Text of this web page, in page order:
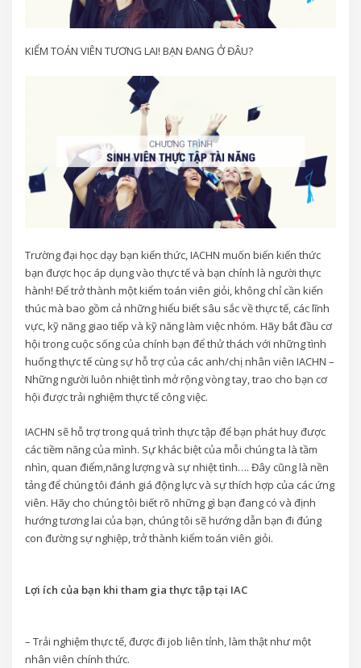
KIỂM TOÁN VIÊN TƯƠNG LAI! BẠN ĐANG Ở ĐÂU?
Trường đại học dạy bạn kiến thức, IACHN muốn biến kiến thức
bạn được học áp dụng vào thực tế và bạn chính là người thực
hành! Để trở thành một kiểm toán viên giỏi, không chỉ cần kiến
thúc mà bao gồm cả những hiểu biết sâu sắc về thực tế, các lĩnh
vực, kỹ năng giao tiếp và kỹ năng làm việc nhóm. Hãy bắt đầu cơ
hội trong cuộc sống của chính bạn để thử thách với những tình
huống thực tế cùng sự hỗ trợ của các anh/chị nhân viên IACHN –
Những người luôn nhiệt tình mở rộng vòng tay, trao cho bạn cơ
hội được trải nghiệm thực tế công việc.
IACHN sẽ hỗ trợ trong quá trình thực tập để bạn phát huy được
các tiềm năng của mình. Sự khác biệt của mỗi chúng ta là tầm
nhìn, quan điểm,năng lượng và sự nhiệt tình…. Đây cũng là nền
tảng để chúng tôi đánh giá động lực và sự thích hợp của các ứng
viên. Hãy cho chúng tôi biết rõ những gì bạn đang có và định
hướng tương lai của bạn, chúng tôi sẽ hướng dẫn bạn đi đúng
con đường sự nghiệp, trở thành kiểm toán viên giỏi.
Lợi ích của bạn khi tham gia thực tập tại IAC
– Trải nghiệm thực tế, được đi job liên tỉnh, làm thật như một
nhân viên chính thức.